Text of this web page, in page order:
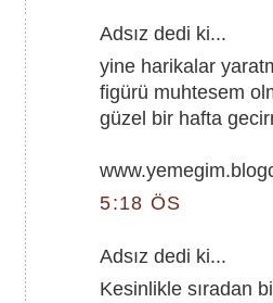
Adsız dedi ki...
yine harikalar
figürü muhtesem
güzel bir hafta
5:18 ÖS
Adsız dedi ki...
Kesinlikle sıradan